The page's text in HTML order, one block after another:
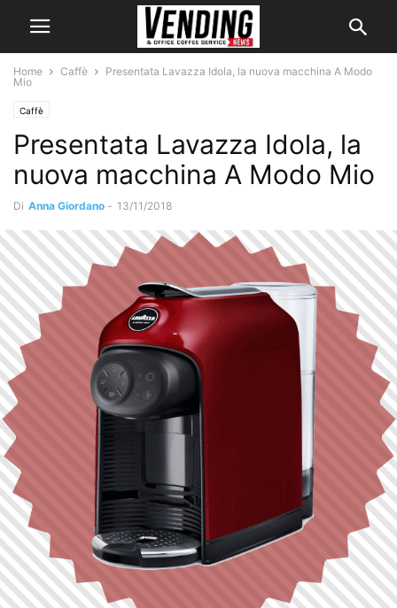
Home Caffè
Presentata Lavazza Idola, la nuova macchina A Modo
Mio
Caffè
Presentata Lavazza Idola, la
nuova macchina A Modo Mio
Di Anna Giordano - 13/11/2018